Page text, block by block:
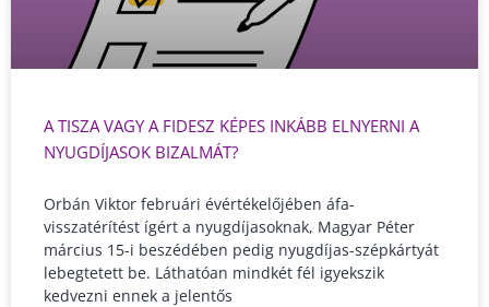
A TISZA VAGY A FIDESZ KÉPES INKÁBB ELNYERNI A
NYUGDÍJASOK BIZALMÁT?
Orbán Viktor februári évértékelőjében áfa-
visszatérítést ígért a nyugdíjasoknak, Magyar Péter
március 15-i beszédében pedig nyugdíjas-szépkártyát
lebegtetett be. Láthatóan mindkét fél igyekszik
kedvezni ennek a jelentős